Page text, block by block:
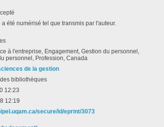
a été numérisé tel que transmis par l'auteur.
à l'entreprise, Engagement, Gestion du personnel,
personnel, Profession, Canada
de la gestion
bibliothèques
12:23
12:19
secure/id/eprint/3073